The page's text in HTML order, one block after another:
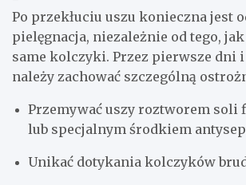
Po przekłuciu uszu konieczna jest
pielęgnacja, niezależnie od tego,
same kolczyki. Przez pierwsze dni
należy zachować szczególną
Przemywać uszy roztworem soli
lub specjalnym środkiem
Unikać dotykania kolczyków